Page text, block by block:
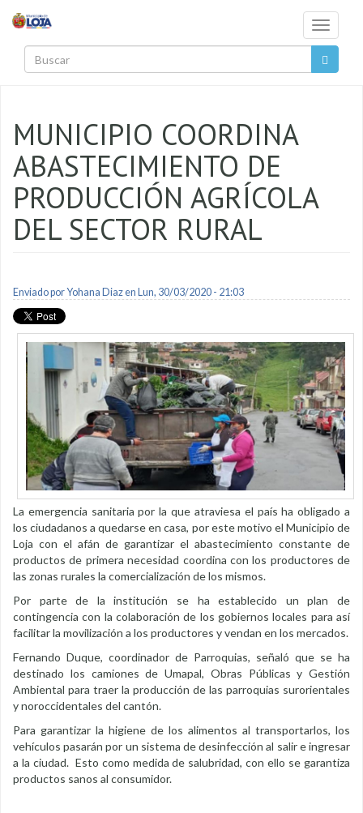
Toggle
MUNICIPIO COORDINA
ABASTECIMIENTO DE
PRODUCCIÓN AGRÍCOLA
DEL SECTOR RURAL
Enviado porYohana Diazen Lun, 30/03/2020 - 21:03
La emergencia sanitaria por la que atraviesa el país ha obligado a
los ciudadanos a quedarse en casa, por este motivo el Municipio de
Loja con el afán de garantizar el abastecimiento constante de
productos de primera necesidad coordina con los productores de
las zonas rurales la comercialización de los mismos.
Por parte de la institución se ha establecido un plan de
contingencia con la colaboración de los gobiernos locales para así
facilitar la movilización a los productores y vendan en los mercados.
Fernando Duque, coordinador de Parroquias, señaló que se ha
destinado los camiones de Umapal, Obras Públicas y Gestión
Ambiental para traer la producción de las parroquias surorientales
y noroccidentales del cantón.
Para garantizar la higiene de los alimentos al transportarlos, los
vehículos pasarán por un sistema de desinfección al salir e ingresar
a la ciudad. Esto como medida de salubridad, con ello se garantiza
productos sanos al consumidor.